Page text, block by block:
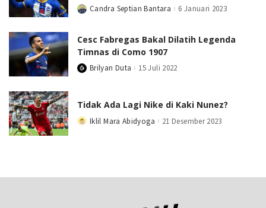
PostedCandra Septian Bantara 6 Januari 2023
Cesc Fabregas Bakal Dilatih Legenda
Timnas di Como 1907
PostedBrilyan Duta 15 Juli 2022
Tidak Ada Lagi Nike di Kaki Nunez?
PostedIklil Mara Abidyoga 21 Desember 2023